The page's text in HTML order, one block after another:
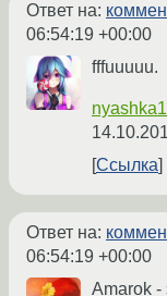
Ответ на:
06:54:19 +00:00
fffuuuuu.
Ссылка
Ответ на:
06:54:19 +00:00
Amarok -